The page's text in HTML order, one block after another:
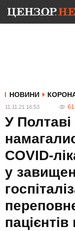
НОВИНИ
11.11.21 16:53
У
COVID-
у